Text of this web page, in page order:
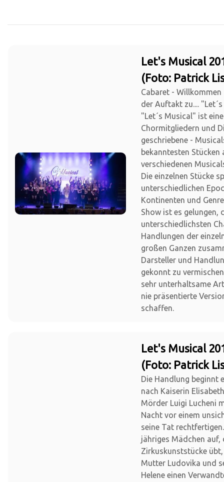
Let's Musical
(Foto: Patrick
Cabaret - Willkommen
der Auftakt zu....
"Let´s Musical" ist
Chormitgliedern und
geschriebene -
bekanntesten Stücken
verschiedenen
Die einzelnen Stücke
unterschiedlichen
Kontinenten und
Show ist es gelungen,
unterschiedlichsten
Handlungen der
großen Ganzen
Darsteller und
gekonnt zu
sehr unterhaltsame
nie präsentierte
schaffen.
Let's Musical
(Foto: Patrick
Die Handlung beginnt
nach Kaiserin
Mörder Luigi Lucheni
Nacht vor einem
seine Tat
jähriges Mädchen auf,
Zirkuskunststücke
Mutter Ludovika und
Helene einen